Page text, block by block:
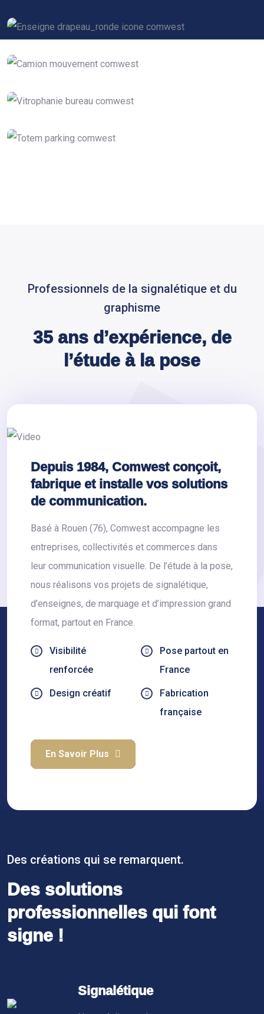
Professionnels de la signalétique et du
graphisme
35 ans d’expérience, de
l’étude à la pose
Depuis 1984, Comwest conçoit,
fabrique et installe vos solutions
de communication.
Basé à Rouen (76), Comwest accompagne les
entreprises, collectivités et commerces dans
leur communication visuelle. De l’étude à la pose,
nous réalisons vos projets de signalétique,
d’enseignes, de marquage et d’impression grand
format, partout en France.
Visibilité
renforcée
Design créatif
Pose partout en
France
Fabrication
française
En Savoir Plus
Des créations qui se remarquent.
Des solutions
professionnelles qui font
signe !
Signalétique